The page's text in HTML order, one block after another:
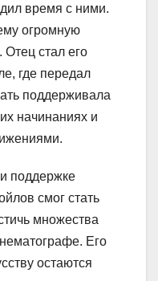
время с ними.
огромную
стал его
где передал
поддерживала
начинаниях и
поддержке
смог стать
множества
Его
остаются